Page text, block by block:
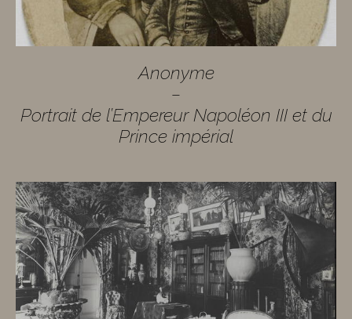
Anonyme
–
Portrait de l’Empereur Napoléon III et du
Prince impérial